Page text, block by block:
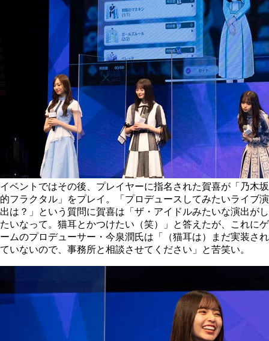
イベントではその後、プレイヤーに指名された賀喜が「乃木坂
的フラクタル」をプレイ。「プロデュースしてみたいライブ演
出は？」という質問に賀喜は「ザ・アイドルみたいな演出がし
たいなって。猫耳とかつけたい（笑）」と答えたが、これにゲ
ームのプロデューサー・今泉潤氏は「（猫耳は）まだ実装され
ていないので、事務所と相談させてください」と苦笑い。